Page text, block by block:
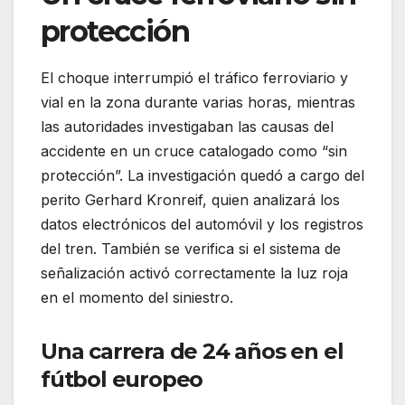
protección
El choque interrumpió el tráfico ferroviario y
vial en la zona durante varias horas, mientras
las autoridades investigaban las causas del
accidente en un cruce catalogado como “sin
protección”. La investigación quedó a cargo del
perito Gerhard Kronreif, quien analizará los
datos electrónicos del automóvil y los registros
del tren. También se verifica si el sistema de
señalización activó correctamente la luz roja
en el momento del siniestro.
Una carrera de 24 años en el
fútbol europeo